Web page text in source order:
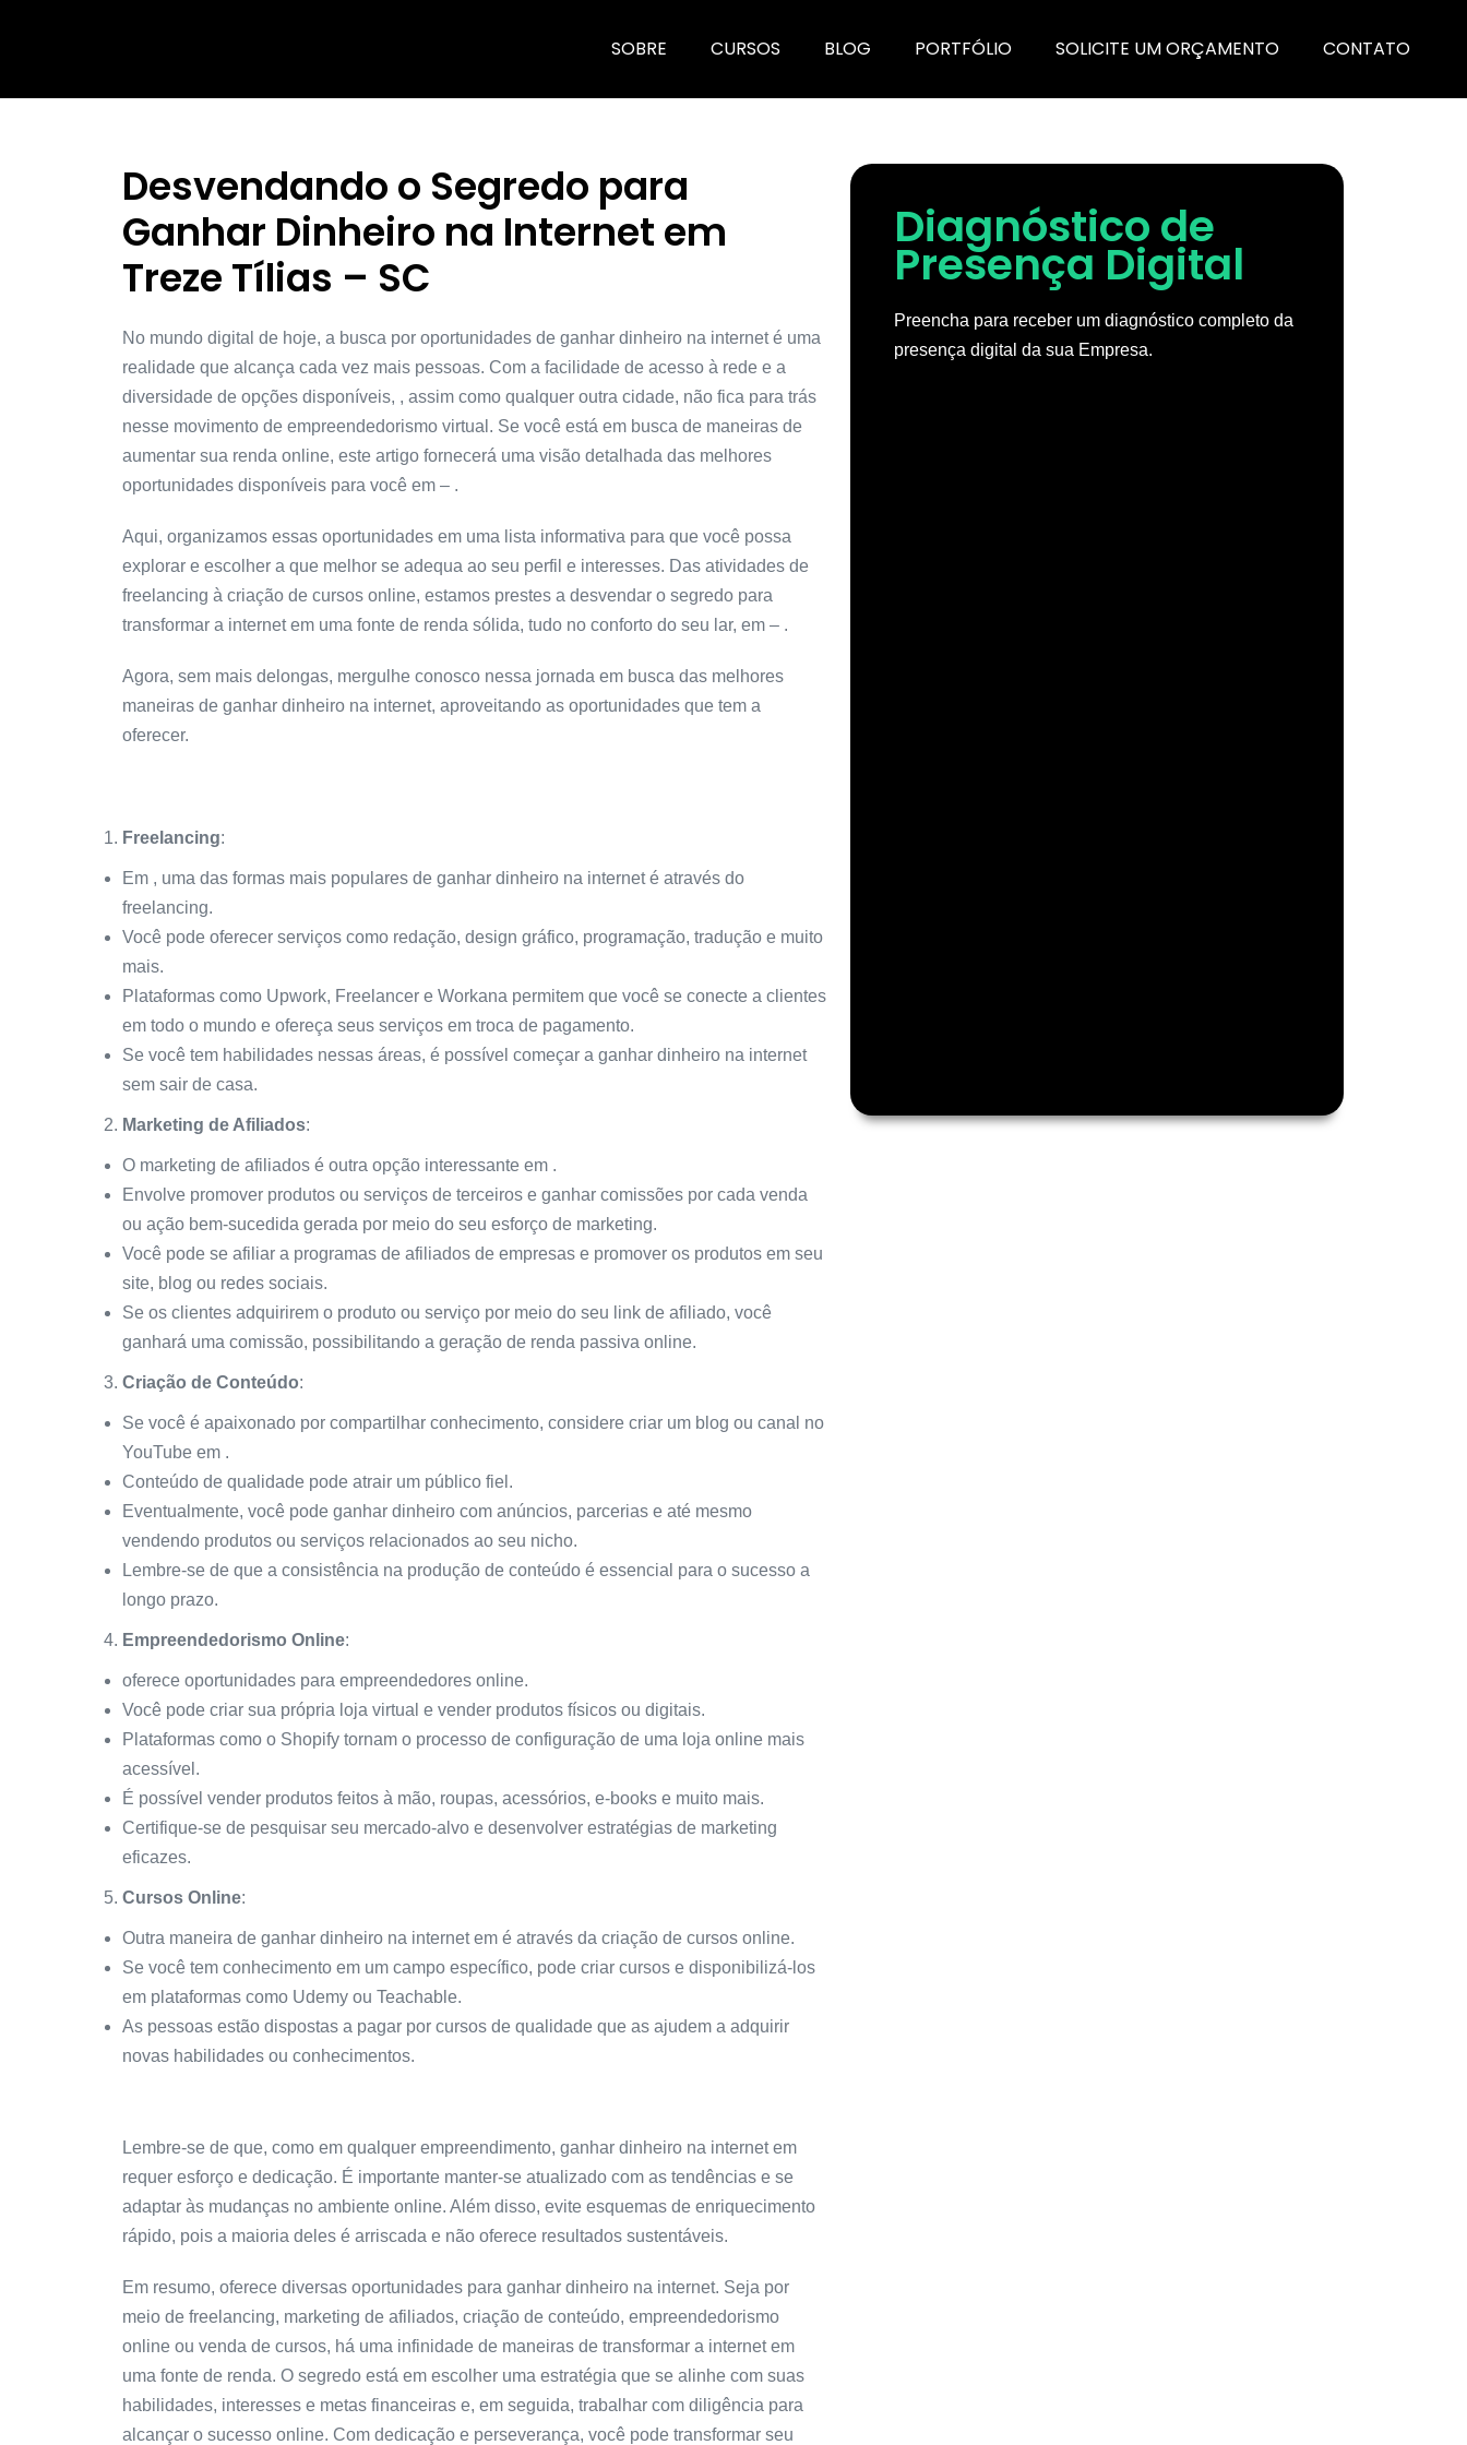
SOBRE CURSOS BLOG PORTFÓLIO SOLICITE UM ORÇAMENTO CONTATO
Desvendando o Segredo para
Ganhar Dinheiro na Internet em
Treze Tílias – SC
No mundo digital de hoje, a busca por oportunidades de ganhar dinheiro na internet é uma
realidade que alcança cada vez mais pessoas. Com a facilidade de acesso à rede e a
diversidade de opções disponíveis, , assim como qualquer outra cidade, não fica para trás
nesse movimento de empreendedorismo virtual. Se você está em busca de maneiras de
aumentar sua renda online, este artigo fornecerá uma visão detalhada das melhores
oportunidades disponíveis para você em – .
Aqui, organizamos essas oportunidades em uma lista informativa para que você possa
explorar e escolher a que melhor se adequa ao seu perfil e interesses. Das atividades de
freelancing à criação de cursos online, estamos prestes a desvendar o segredo para
transformar a internet em uma fonte de renda sólida, tudo no conforto do seu lar, em – .
Agora, sem mais delongas, mergulhe conosco nessa jornada em busca das melhores
maneiras de ganhar dinheiro na internet, aproveitando as oportunidades que tem a
oferecer.
Freelancing:
Em , uma das formas mais populares de ganhar dinheiro na internet é através do
freelancing.
Você pode oferecer serviços como redação, design gráfico, programação, tradução e muito
mais.
Plataformas como Upwork, Freelancer e Workana permitem que você se conecte a clientes
em todo o mundo e ofereça seus serviços em troca de pagamento.
Se você tem habilidades nessas áreas, é possível começar a ganhar dinheiro na internet
sem sair de casa.
Marketing de Afiliados:
O marketing de afiliados é outra opção interessante em .
Envolve promover produtos ou serviços de terceiros e ganhar comissões por cada venda
ou ação bem-sucedida gerada por meio do seu esforço de marketing.
Você pode se afiliar a programas de afiliados de empresas e promover os produtos em seu
site, blog ou redes sociais.
Se os clientes adquirirem o produto ou serviço por meio do seu link de afiliado, você
ganhará uma comissão, possibilitando a geração de renda passiva online.
Criação de Conteúdo:
Se você é apaixonado por compartilhar conhecimento, considere criar um blog ou canal no
YouTube em .
Conteúdo de qualidade pode atrair um público fiel.
Eventualmente, você pode ganhar dinheiro com anúncios, parcerias e até mesmo
vendendo produtos ou serviços relacionados ao seu nicho.
Lembre-se de que a consistência na produção de conteúdo é essencial para o sucesso a
longo prazo.
Empreendedorismo Online:
oferece oportunidades para empreendedores online.
Você pode criar sua própria loja virtual e vender produtos físicos ou digitais.
Plataformas como o Shopify tornam o processo de configuração de uma loja online mais
acessível.
É possível vender produtos feitos à mão, roupas, acessórios, e-books e muito mais.
Certifique-se de pesquisar seu mercado-alvo e desenvolver estratégias de marketing
eficazes.
Cursos Online:
Outra maneira de ganhar dinheiro na internet em é através da criação de cursos online.
Se você tem conhecimento em um campo específico, pode criar cursos e disponibilizá-los
em plataformas como Udemy ou Teachable.
As pessoas estão dispostas a pagar por cursos de qualidade que as ajudem a adquirir
novas habilidades ou conhecimentos.
Lembre-se de que, como em qualquer empreendimento, ganhar dinheiro na internet em
requer esforço e dedicação. É importante manter-se atualizado com as tendências e se
adaptar às mudanças no ambiente online. Além disso, evite esquemas de enriquecimento
rápido, pois a maioria deles é arriscada e não oferece resultados sustentáveis.
Em resumo, oferece diversas oportunidades para ganhar dinheiro na internet. Seja por
meio de freelancing, marketing de afiliados, criação de conteúdo, empreendedorismo
online ou venda de cursos, há uma infinidade de maneiras de transformar a internet em
uma fonte de renda. O segredo está em escolher uma estratégia que se alinhe com suas
habilidades, interesses e metas financeiras e, em seguida, trabalhar com diligência para
alcançar o sucesso online. Com dedicação e perseverança, você pode transformar seu
Diagnóstico de
Presença Digital
Preencha para receber um diagnóstico completo da
presença digital da sua Empresa.